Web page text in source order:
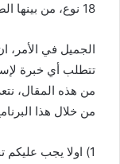
18 نوع، من بينها الصور والفيديوهات إلى غير ذلك.
تتطلب أي خبرة
من هذه المقال،
من خلال هذا
1) اولا يجب عليكم